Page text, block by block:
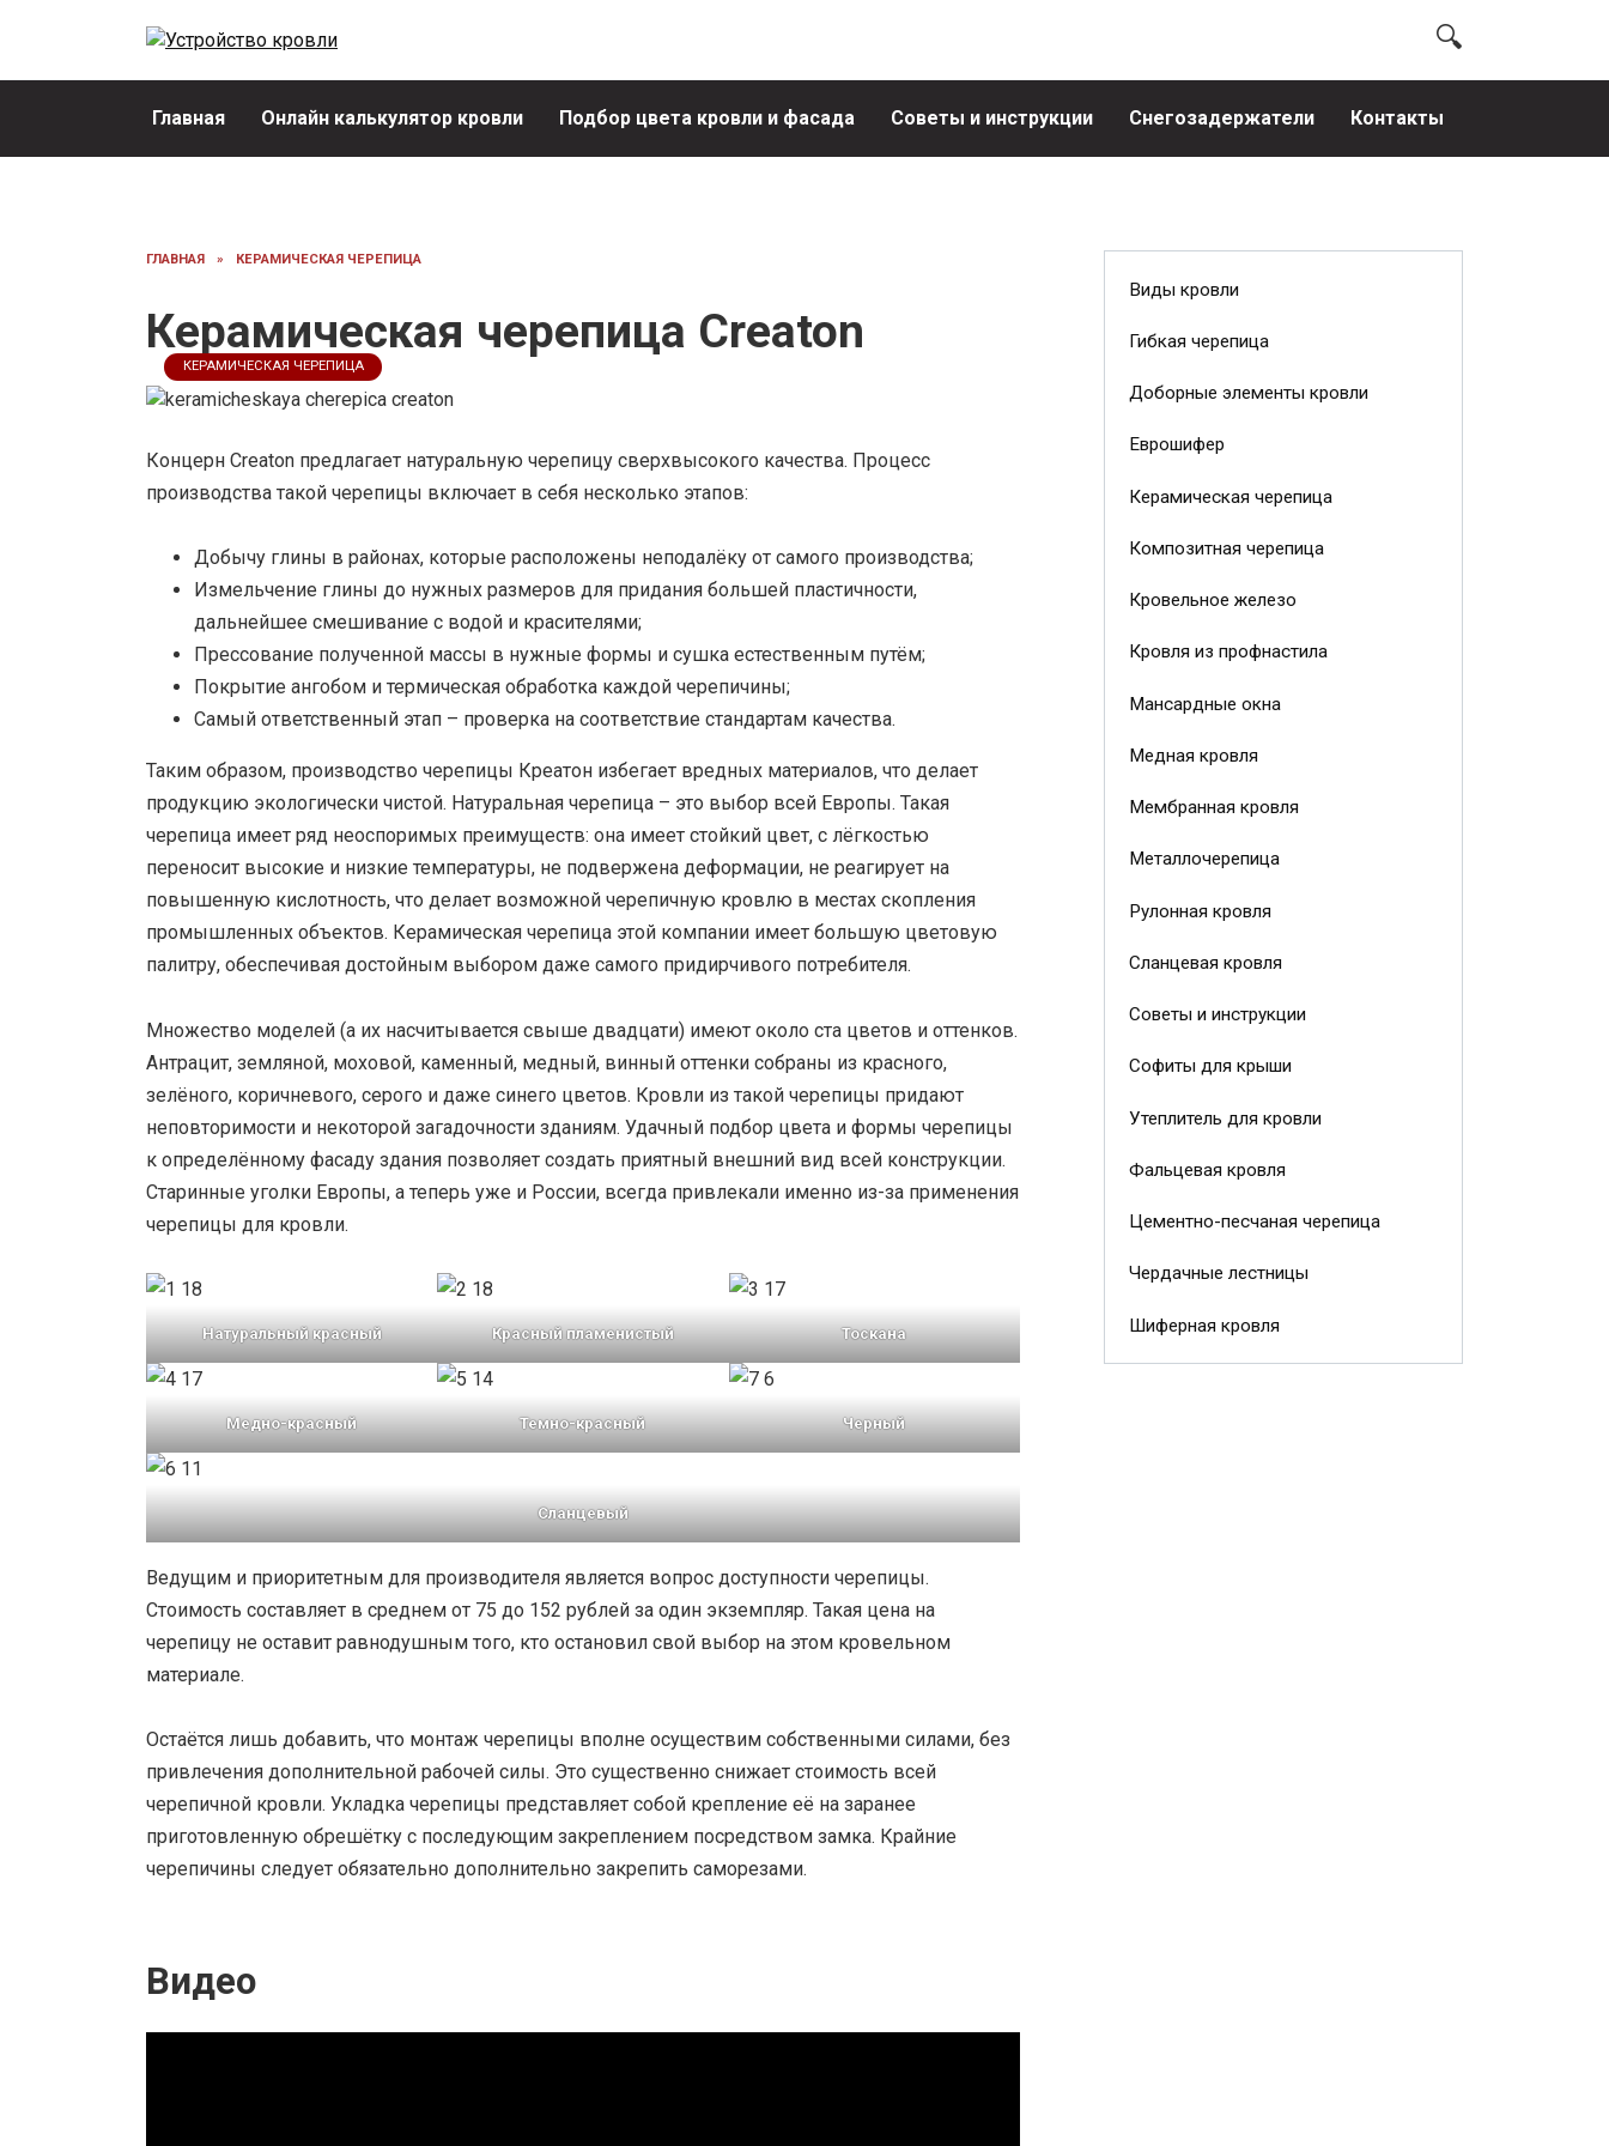
Главная Онлайн калькулятор кровли Подбор цвета кровли и фасада Советы и инструкции Снегозадержатели Контакты
ГЛАВНАЯ » КЕРАМИЧЕСКАЯ ЧЕРЕПИЦА
Керамическая черепица Creaton
КЕРАМИЧЕСКАЯ ЧЕРЕПИЦА
Концерн Creaton предлагает натуральную черепицу сверхвысокого качества. Процесс
производства такой черепицы включает в себя несколько этапов:
Добычу глины в районах, которые расположены неподалёку от самого производства;
Измельчение глины до нужных размеров для придания большей пластичности,
дальнейшее смешивание с водой и красителями;
Прессование полученной массы в нужные формы и сушка естественным путём;
Покрытие ангобом и термическая обработка каждой черепичины;
Самый ответственный этап – проверка на соответствие стандартам качества.
Таким образом, производство черепицы Креатон избегает вредных материалов, что делает
продукцию экологически чистой. Натуральная черепица – это выбор всей Европы. Такая
черепица имеет ряд неоспоримых преимуществ: она имеет стойкий цвет, с лёгкостью
переносит высокие и низкие температуры, не подвержена деформации, не реагирует на
повышенную кислотность, что делает возможной черепичную кровлю в местах скопления
промышленных объектов. Керамическая черепица этой компании имеет большую цветовую
палитру, обеспечивая достойным выбором даже самого придирчивого потребителя.
Множество моделей (а их насчитывается свыше двадцати) имеют около ста цветов и оттенков.
Антрацит, земляной, моховой, каменный, медный, винный оттенки собраны из красного,
зелёного, коричневого, серого и даже синего цветов. Кровли из такой черепицы придают
неповторимости и некоторой загадочности зданиям. Удачный подбор цвета и формы черепицы
к определённому фасаду здания позволяет создать приятный внешний вид всей конструкции.
Старинные уголки Европы, а теперь уже и России, всегда привлекали именно из-за применения
черепицы для кровли.
Натуральный красный Красный пламенистый Тоскана
Медно-красный Темно-красный Черный
Сланцевый
Ведущим и приоритетным для производителя является вопрос доступности черепицы.
Стоимость составляет в среднем от 75 до 152 рублей за один экземпляр. Такая цена на
черепицу не оставит равнодушным того, кто остановил свой выбор на этом кровельном
материале.
Остаётся лишь добавить, что монтаж черепицы вполне осуществим собственными силами, без
привлечения дополнительной рабочей силы. Это существенно снижает стоимость всей
черепичной кровли. Укладка черепицы представляет собой крепление её на заранее
приготовленную обрешётку с последующим закреплением посредством замка. Крайние
черепичины следует обязательно дополнительно закрепить саморезами.
Видео
Виды кровли
Гибкая черепица
Доборные элементы кровли
Еврошифер
Керамическая черепица
Композитная черепица
Кровельное железо
Кровля из профнастила
Мансардные окна
Медная кровля
Мембранная кровля
Металлочерепица
Рулонная кровля
Сланцевая кровля
Советы и инструкции
Софиты для крыши
Утеплитель для кровли
Фальцевая кровля
Цементно-песчаная черепица
Чердачные лестницы
Шиферная кровля